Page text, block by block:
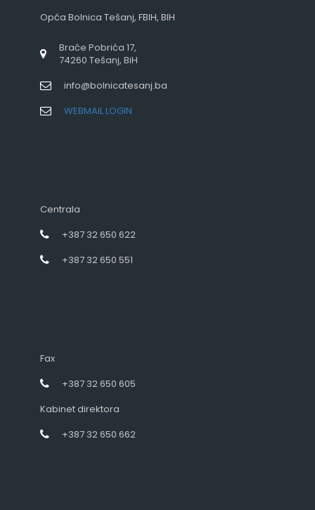
Opća Bolnica Tešanj, FBIH, BIH
Braće Pobrića 17,
74260 Tešanj, BiH
info@bolnicatesanj.ba
WEBMAIL LOGIN
Centrala
+387 32 650 622
+387 32 650 551
Fax
+387 32 650 605
Kabinet direktora
+387 32 650 662